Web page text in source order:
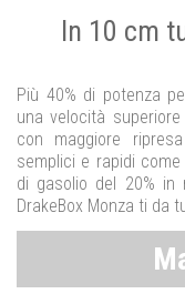
In 10 cm
Più 40% di potenza
una velocità
con maggiore
semplici e rapidi
di gasolio del 20% in
DrakeBox Monza ti da